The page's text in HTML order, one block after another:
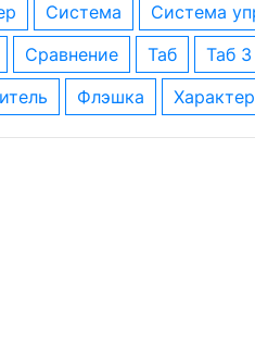
система система
сравнение таб таб 3
флэшка